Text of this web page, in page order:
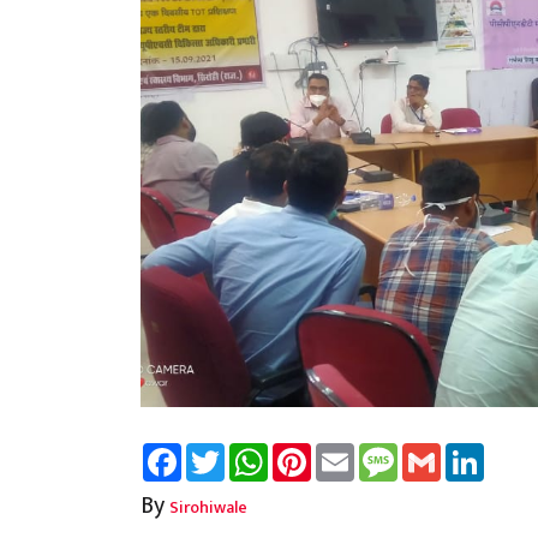
FacebookTwitterWhatsAppPinterest
Email Message
Gmail
By Sirohiwale